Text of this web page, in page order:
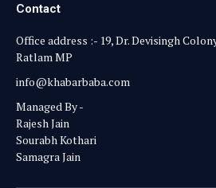
Contact
Office address :- 19, Dr. Devisingh
Ratlam MP
info@khabarbaba.com
Managed By -
Rajesh Jain
Sourabh Kothari
Samagra Jain